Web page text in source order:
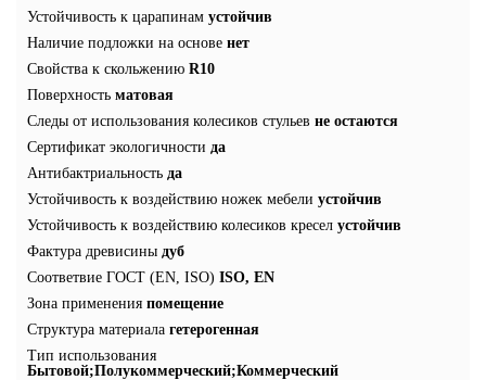
Устойчивость к царапинам устойчив
Наличие подложки на основе нет
Свойства к скольжению R10
Поверхность матовая
Следы от использования колесиков стульев не остаются
Сертификат экологичности да
Антибактриальность да
Устойчивость к воздействию ножек мебели устойчив
Устойчивость к воздействию колесиков кресел устойчив
Фактура древисины дуб
Соответвие ГОСТ (EN, ISO) ISO, EN
Зона применения помещение
Структура материала гетерогенная
Тип использования
Бытовой;Полукоммерческий;Коммерческий